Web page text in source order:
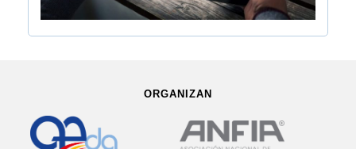
ORGANIZAN